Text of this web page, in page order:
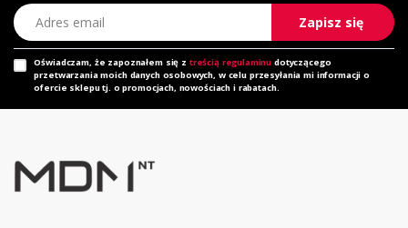
Adres email
Zapisz się
Oświadczam, że zapoznałem się z treścią regulaminu dotyczącego
przetwarzania moich danych osobowych, w celu przesyłania mi informacji o
ofercie sklepu tj. o promocjach, nowościach i rabatach.